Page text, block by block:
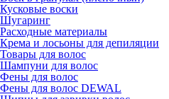
Кусковые воски
Шугаринг
Расходные материалы
Крема и лосьоны для депиляции
Товары для волос
Шампуни для волос
Фены для волос
Фены для волос DEWAL